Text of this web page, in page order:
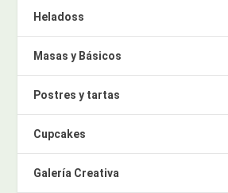
Heladoss
Masas y Básicos
Postres y tartas
Cupcakes
Galería Creativa